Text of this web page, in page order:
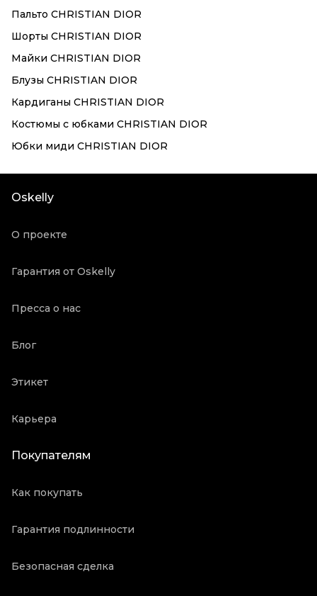
Пальто CHRISTIAN DIOR
Шорты CHRISTIAN DIOR
Майки CHRISTIAN DIOR
Блузы CHRISTIAN DIOR
Кардиганы CHRISTIAN DIOR
Костюмы с юбками CHRISTIAN DIOR
Юбки миди CHRISTIAN DIOR
Oskelly
О проекте
Гарантия от Oskelly
Пресса о нас
Блог
Этикет
Карьера
Покупателям
Как покупать
Гарантия подлинности
Безопасная сделка